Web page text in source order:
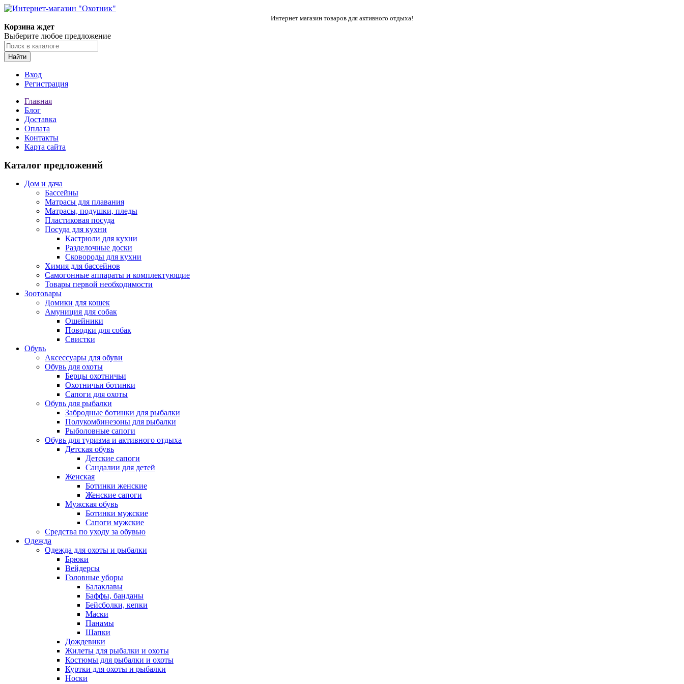
Интернет магазин товаров для активного отдыха!
Корзина ждет
Выберите любое предложение
Найти
Вход
Регистрация
Главная
Блог
Доставка
Оплата
Контакты
Карта сайта
Каталог предложений
Дом и дача
Бассейны
Матрасы для плавания
Матрасы, подушки, пледы
Пластиковая посуда
Посуда для кухни
Кастрюли для кухни
Разделочные доски
Сковороды для кухни
Химия для бассейнов
Самогонные аппараты и комплектующие
Товары первой необходимости
Зоотовары
Домики для кошек
Амуниция для собак
Ошейники
Поводки для собак
Свистки
Обувь
Аксессуары для обуви
Обувь для охоты
Берцы охотничьи
Охотничьи ботинки
Сапоги для охоты
Обувь для рыбалки
Забродные ботинки для рыбалки
Полукомбинезоны для рыбалки
Рыболовные сапоги
Обувь для туризма и активного отдыха
Детская обувь
Детские сапоги
Сандалии для детей
Женская
Ботинки женские
Женские сапоги
Мужская обувь
Ботинки мужские
Сапоги мужские
Средства по уходу за обувью
Одежда
Одежда для охоты и рыбалки
Брюки
Вейдерсы
Головные уборы
Балаклавы
Баффы, банданы
Бейсболки, кепки
Маски
Панамы
Шапки
Дождевики
Жилеты для рыбалки и охоты
Костюмы для рыбалки и охоты
Куртки для охоты и рыбалки
Носки